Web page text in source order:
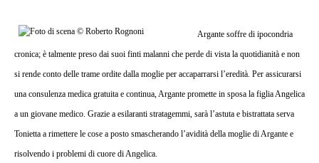
SECONDO
QUELLI
GROCK
Argante soffre di ipocondria
cronica; è talmente preso dai suoi finti malanni che perde di vista la quotidianità e non
si rende conto delle trame ordite dalla moglie per accaparrarsi l’eredità. Per assicurarsi
una consulenza medica gratuita e continua, Argante promette in sposa la figlia Angelica
a un giovane medico. Grazie a esilaranti stratagemmi, sarà l’astuta e bistrattata serva
Tonietta a rimettere le cose a posto smascherando l’avidità della moglie di Argante e
risolvendo i problemi di cuore di Angelica.